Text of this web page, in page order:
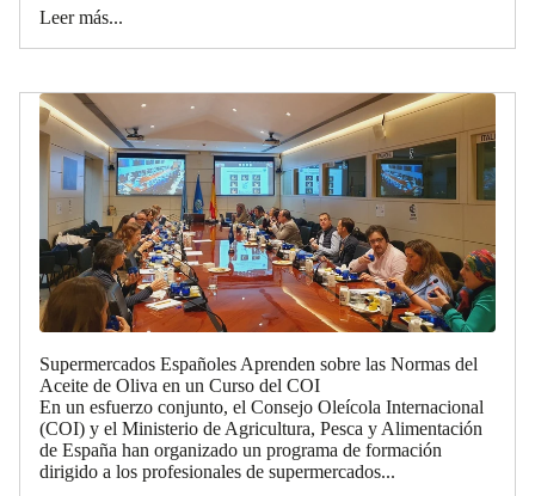
Leer más...
Supermercados Españoles Aprenden sobre las Normas del
Aceite de Oliva en un Curso del COI
En un esfuerzo conjunto, el Consejo Oleícola Internacional
(COI) y el Ministerio de Agricultura, Pesca y Alimentación
de España han organizado un programa de formación
dirigido a los profesionales de supermercados...